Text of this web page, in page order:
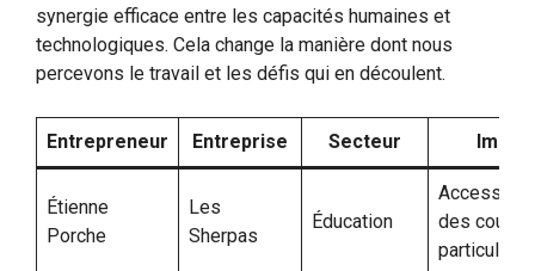
synergie efficace entre les capacités humaines et
technologiques. Cela change la manière dont nous
percevons le travail et les défis qui en découlent.
Entrepreneur Entreprise Secteur
Étienne
Porche
Les
Sherpas
Éducation
des cours
particuliers